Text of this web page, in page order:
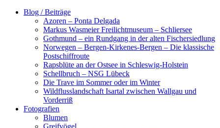
Zum
Blog / Beiträge
Azoren – Ponta Delgada
Markus Wasmeier Freilichtmuseum – Schliersee
Gothmund – ein Rundgang in der alten Fischersiedlung
Norwegen – Bergen-Kirkenes-Bergen – Die klassische
Postschiffroute
Rapsblüte an der Ostsee in Schleswig-Holstein
Schellbruch – NSG Lübeck
Die Trave im Sommer oder im Winter
Wildflusslandschaft Isartal zwischen Wallgau und
Vorderriß
Fotografien
Blumen
Greifvögel